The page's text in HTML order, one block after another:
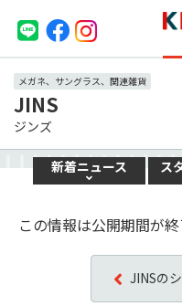
メガネ、サングラス、関連雑貨
JINS
ジンズ
新着ニュース ス
この情報は公開期間が終
JINSの